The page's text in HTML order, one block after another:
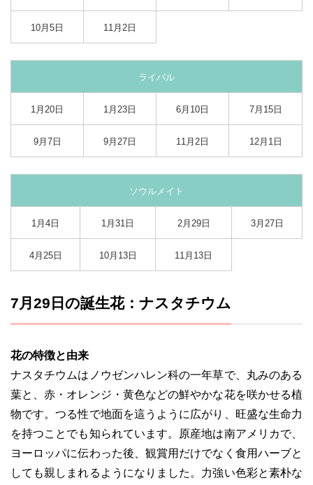
10月5日 11月2日
ライバル
1月20日 1月23日 6月10日 7月15日
9月7日 9月27日 11月2日 12月1日
ソウルメイト
1月4日 1月31日 2月29日 3月27日
4月25日 10月13日 11月13日
7月29日の誕生花：ナスタチウム
花の特徴と由来
ナスタチウムはノウゼンハレン科の一年草で、丸みのある
葉と、赤・オレンジ・黄色などの鮮やかな花を咲かせる植
物です。つる性で地面を這うように広がり、旺盛な生命力
を持つことでも知られています。原産地は南アメリカで、
ヨーロッパに伝わった後、観賞用だけでなく食用ハーブと
しても親しまれるようになりました。力強い色彩と素朴な